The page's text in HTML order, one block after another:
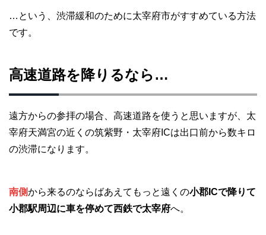
…という、渋滞緩和のために太宰府市がすすめている方法
です。
高速道路を降りるなら…
遠方からの参拝の場合、高速道路を使うと思いますが、太
宰府天満宮の近くの筑紫野・太宰府ICは出口前から数キロ
の渋滞になります。
南側から来るのならばあえてもっと遠くの小郡ICで降りて
小郡駅周辺に車を停めて西鉄で太宰府へ。